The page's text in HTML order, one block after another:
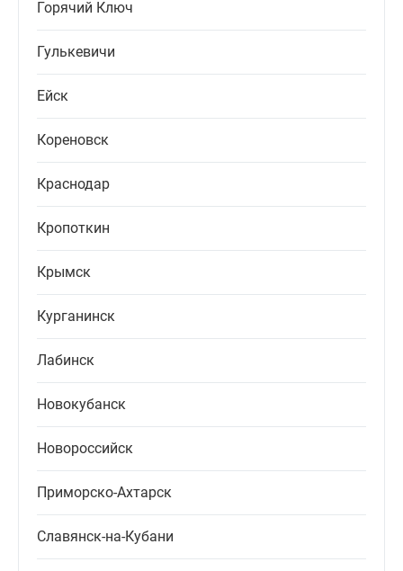
Горячий Ключ
Гулькевичи
Ейск
Кореновск
Краснодар
Кропоткин
Крымск
Курганинск
Лабинск
Новокубанск
Новороссийск
Приморско-Ахтарск
Славянск-на-Кубани